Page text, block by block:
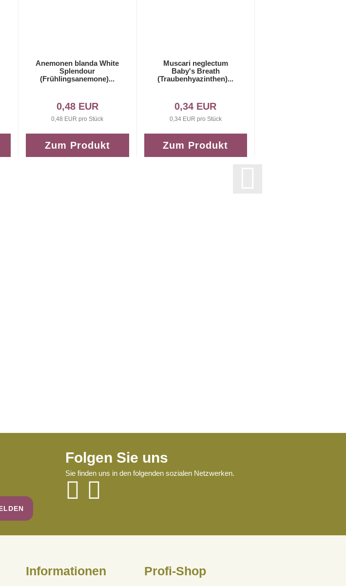
Anemonen blanda White
Splendour
(Frühlingsanemone)...
0,48 EUR
0,48 EUR pro Stück
Zum Produkt
Muscari neglectum
Baby's Breath
(Traubenhyazinthen)...
0,34 EUR
0,34 EUR pro Stück
Zum Produkt
Folgen Sie uns
Sie finden uns in den folgenden sozialen Netzwerken.
Informationen Profi-Shop